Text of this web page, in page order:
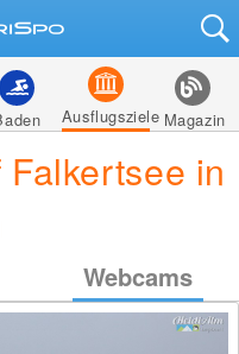
Ausflugsziele Magazin
in
Webcams